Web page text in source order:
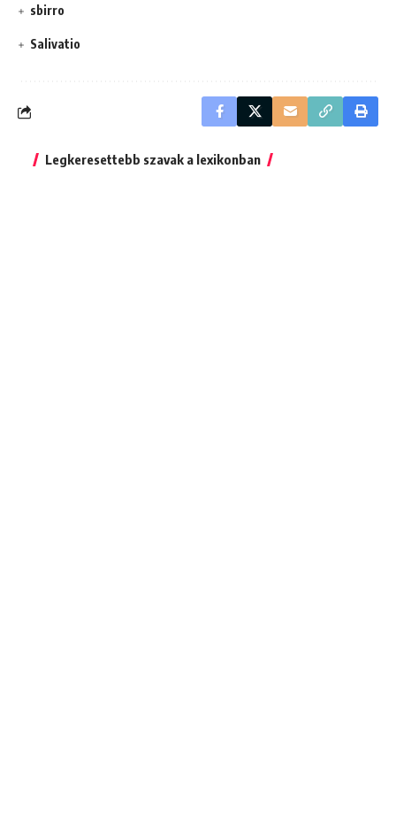
sbirro
Salivatio
Legkeresettebb szavak a lexikonban